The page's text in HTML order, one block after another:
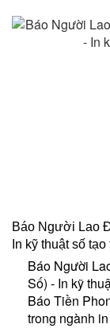
Báo Người Lao
In kỹ thuật số
Báo Người
Số) - In kỹ
Báo Tiền
trong ngành